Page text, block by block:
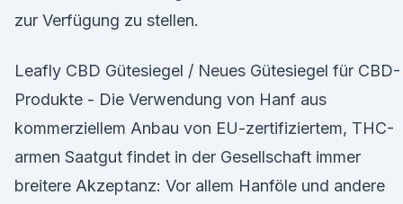
zur Verfügung zu stellen.
Leafly CBD Gütesiegel / Neues Gütesiegel für CBD-
Produkte - Die Verwendung von Hanf aus
kommerziellem Anbau von EU-zertifiziertem, THC-
armen Saatgut findet in der Gesellschaft immer
breitere Akzeptanz: Vor allem Hanföle und andere